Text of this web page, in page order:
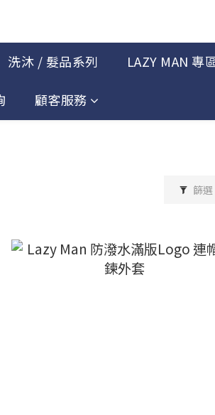
洗沐 / 髮品系列 LAZY MAN 專
顧客服務
篩選